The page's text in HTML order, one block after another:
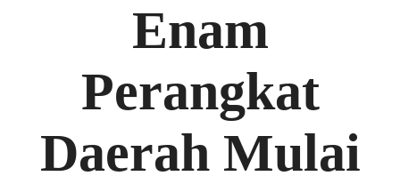
Enam
Perangkat
Daerah Mulai